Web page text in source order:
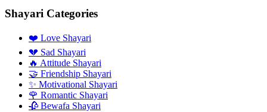
Shayari Categories
❤️ Love Shayari
💔 Sad Shayari
🔥 Attitude Shayari
🤝 Friendship Shayari
✨ Motivational Shayari
🌹 Romantic Shayari
🥀 Bewafa Shayari